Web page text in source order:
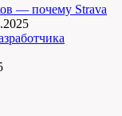
— почему Strava